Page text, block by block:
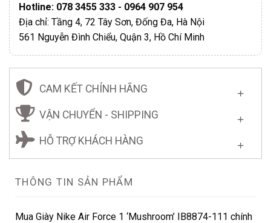
Hotline: 078 3455 333 - 0964 907 954
Địa chỉ: Tầng 4, 72 Tây Sơn, Đống Đa, Hà Nội
561 Nguyễn Đình Chiểu, Quận 3, Hồ Chí Minh
CAM KẾT CHÍNH HÃNG
VẬN CHUYỂN - SHIPPING
HỖ TRỢ KHÁCH HÀNG
THÔNG TIN SẢN PHẨM
Mua Giày Nike Air Force 1 ‘Mushroom’ IB8874-111 chính